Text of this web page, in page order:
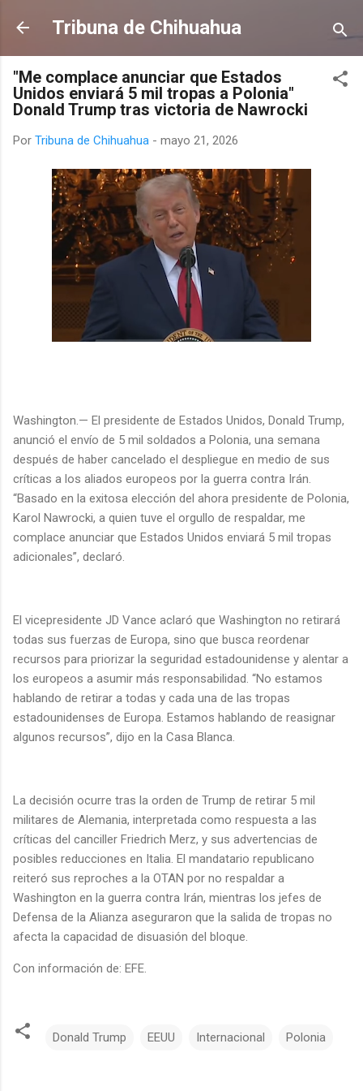
Ir al contenido principal
Tribuna de Chihuahua
"Me complace anunciar que Estados
Unidos enviará 5 mil tropas a Polonia"
Donald Trump tras victoria de Nawrocki
Por Tribuna de Chihuahua - mayo 21, 2026
Washington.— El presidente de Estados Unidos, Donald Trump,
anunció el envío de 5 mil soldados a Polonia, una semana
después de haber cancelado el despliegue en medio de sus
críticas a los aliados europeos por la guerra contra Irán.
“Basado en la exitosa elección del ahora presidente de Polonia,
Karol Nawrocki, a quien tuve el orgullo de respaldar, me
complace anunciar que Estados Unidos enviará 5 mil tropas
adicionales”, declaró.
El vicepresidente JD Vance aclaró que Washington no retirará
todas sus fuerzas de Europa, sino que busca reordenar
recursos para priorizar la seguridad estadounidense y alentar a
los europeos a asumir más responsabilidad. “No estamos
hablando de retirar a todas y cada una de las tropas
estadounidenses de Europa. Estamos hablando de reasignar
algunos recursos”, dijo en la Casa Blanca.
La decisión ocurre tras la orden de Trump de retirar 5 mil
militares de Alemania, interpretada como respuesta a las
críticas del canciller Friedrich Merz, y sus advertencias de
posibles reducciones en Italia. El mandatario republicano
reiteró sus reproches a la OTAN por no respaldar a
Washington en la guerra contra Irán, mientras los jefes de
Defensa de la Alianza aseguraron que la salida de tropas no
afecta la capacidad de disuasión del bloque.
Con información de: EFE.
Donald Trump EEUU Internacional Polonia